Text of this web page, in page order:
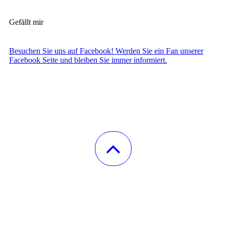
Gefällt mir
Besuchen Sie uns auf Facebook! Werden Sie ein Fan unserer
Facebook Seite und bleiben Sie immer informiert.